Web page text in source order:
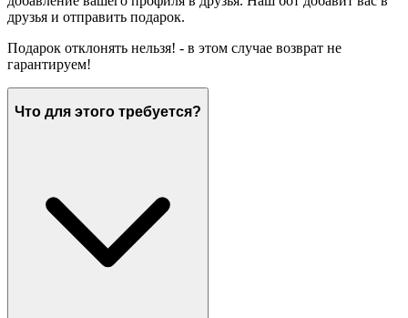
друзья и отправить подарок.
Подарок отклонять нельзя! - в этом случае возврат не
гарантируем!
Что для этого требуется?